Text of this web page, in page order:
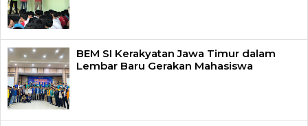
BEM SI Kerakyatan Jawa Timur dalam
Lembar Baru Gerakan Mahasiswa